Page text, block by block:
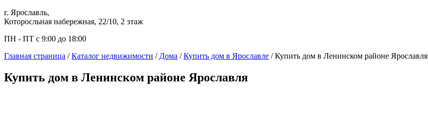
г. Ярославль,
Которосльная набережная, 22/10, 2 этаж
ПН - ПТ с 9:00 до 18:00
Главная страница /Каталог недвижимости / Дома /Купить дом в Ярославле /Купить дом в Ленинском районе Ярославля
Купить дом в Ленинском районе Ярославля